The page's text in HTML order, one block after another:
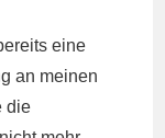
eine
an meinen
die